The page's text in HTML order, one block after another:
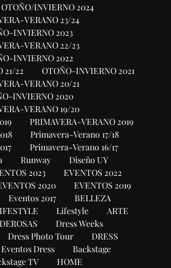
OTOÑO/INVIERNO 2024
VERANO 23/24
INVIERNO 2023
VERANO 22/23
INVIERNO 2022
21/22
OTOÑO-INVIERNO 2021
VERANO 20/21
INVIERNO 2020
VERANO 19/20
PRIMAVERA-VERANO 2019
Primavera-Verano 17/18
Primavera-Verano 16/17
Runway
Diseño UY
2023
EVENTOS 2022
2020
EVENTOS 2019
Eventos 2017
BELLEZA
Lifestyle
ARTE
Dress Weeks
Dress Photo Tour
DRESS
Eventos Dress
Backstage
TV
HOME